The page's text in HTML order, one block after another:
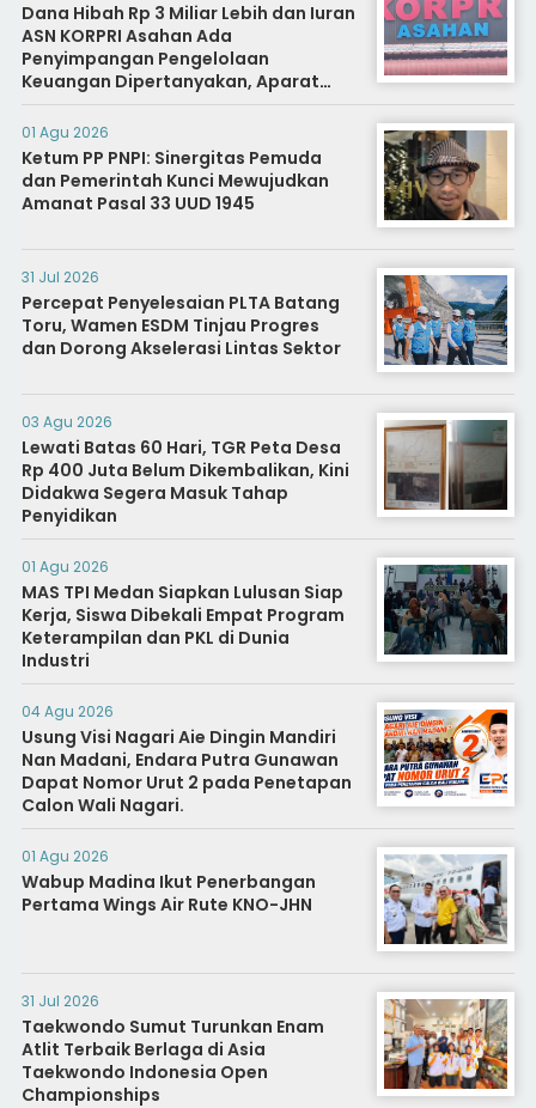
Dana Hibah Rp 3 Miliar Lebih dan Iuran
ASN KORPRI Asahan Ada
Penyimpangan Pengelolaan
Keuangan Dipertanyakan, Aparat
Diminta Segera Usut
01 Agu 2026
Ketum PP PNPI: Sinergitas Pemuda
dan Pemerintah Kunci Mewujudkan
Amanat Pasal 33 UUD 1945
31 Jul 2026
Percepat Penyelesaian PLTA Batang
Toru, Wamen ESDM Tinjau Progres
dan Dorong Akselerasi Lintas Sektor
03 Agu 2026
Lewati Batas 60 Hari, TGR Peta Desa
Rp 400 Juta Belum Dikembalikan, Kini
Didakwa Segera Masuk Tahap
Penyidikan
01 Agu 2026
MAS TPI Medan Siapkan Lulusan Siap
Kerja, Siswa Dibekali Empat Program
Keterampilan dan PKL di Dunia
Industri
04 Agu 2026
Usung Visi Nagari Aie Dingin Mandiri
Nan Madani, Endara Putra Gunawan
Dapat Nomor Urut 2 pada Penetapan
Calon Wali Nagari.
01 Agu 2026
Wabup Madina Ikut Penerbangan
Pertama Wings Air Rute KNO-JHN
31 Jul 2026
Taekwondo Sumut Turunkan Enam
Atlit Terbaik Berlaga di Asia
Taekwondo Indonesia Open
Championships